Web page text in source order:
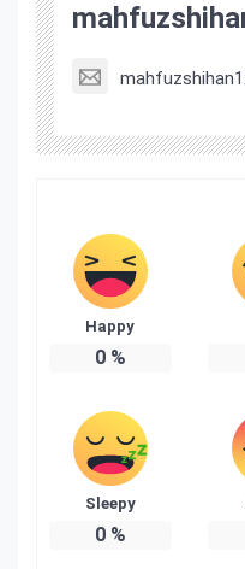
Happy
0%
Sleepy
0%